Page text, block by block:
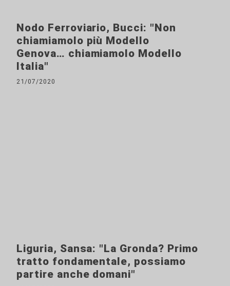
Nodo Ferroviario, Bucci: "Non
chiamiamolo più Modello
Genova… chiamiamolo Modello
Italia"
21/07/2020
Liguria, Sansa: "La Gronda? Primo
tratto fondamentale, possiamo
partire anche domani"